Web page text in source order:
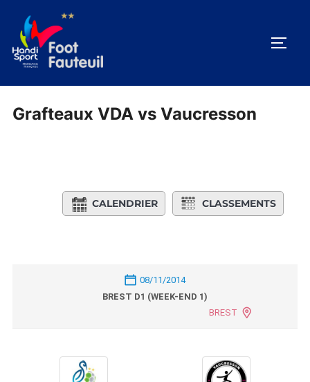
contenu
Grafteaux VDA vs Vaucresson
CALENDRIER CLASSEMENTS
08/11/2014
BREST D1 (WEEK-END 1)
BREST